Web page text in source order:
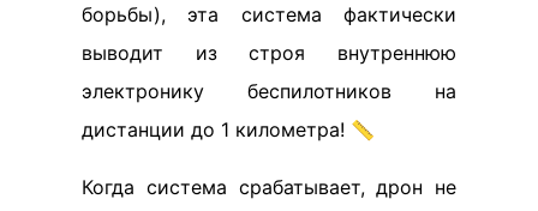
борьбы), эта система фактически
выводит из строя внутреннюю
электронику беспилотников на
дистанции до 1 километра! 📏
Когда система срабатывает, дрон не